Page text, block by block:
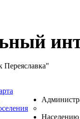
Переяславка"
Населению